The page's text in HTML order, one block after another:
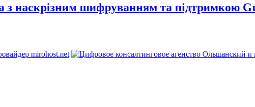
з наскрізним шифруванням та підтримкою